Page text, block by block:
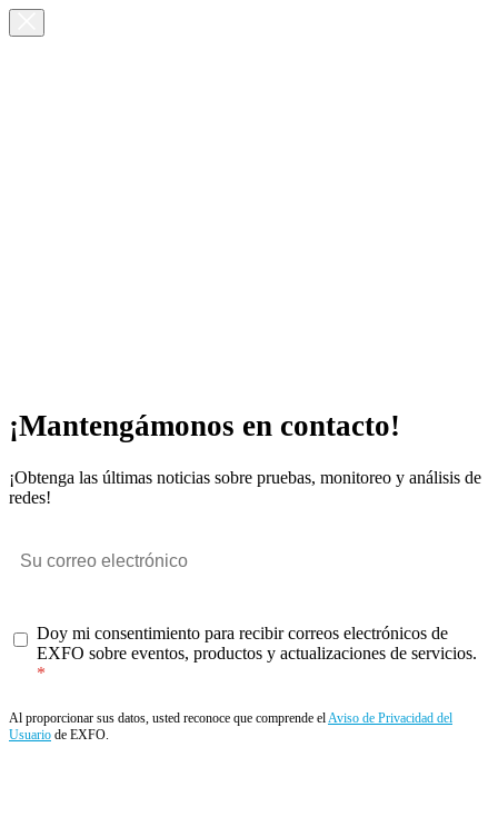
¡Mantengámonos en contacto!
¡Obtenga las últimas noticias sobre pruebas, monitoreo y análisis de
redes!
Doy mi consentimiento para recibir correos electrónicos de
EXFO sobre eventos, productos y actualizaciones de servicios.
Al proporcionar sus datos, usted reconoce que comprende elAviso de Privacidad del
Usuario de EXFO.